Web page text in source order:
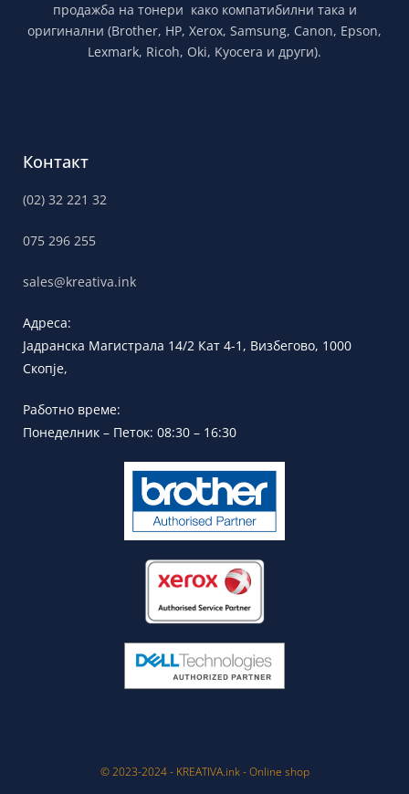
продажба на тонери како компатибилни така и
оригинални (Brother, HP, Xerox, Samsung, Canon, Epson,
Lexmark, Ricoh, Oki, Kyocera и други).
Контакт
(02) 32 221 32
075 296 255
sales@kreativa.ink
Адреса:
Јадранска Магистрала 14/2 Кат 4-1, Визбегово, 1000
Скопје,
Работно време:
Понеделник – Петок: 08:30 – 16:30
© 2023-2024 - KREATIVA.ink - Online shop